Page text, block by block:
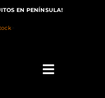
EN PENÍNSULA!
>
Toggle